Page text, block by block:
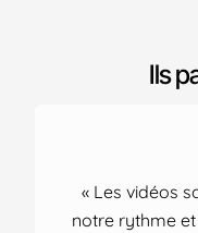
Ils
« Les vidéos
notre rythme